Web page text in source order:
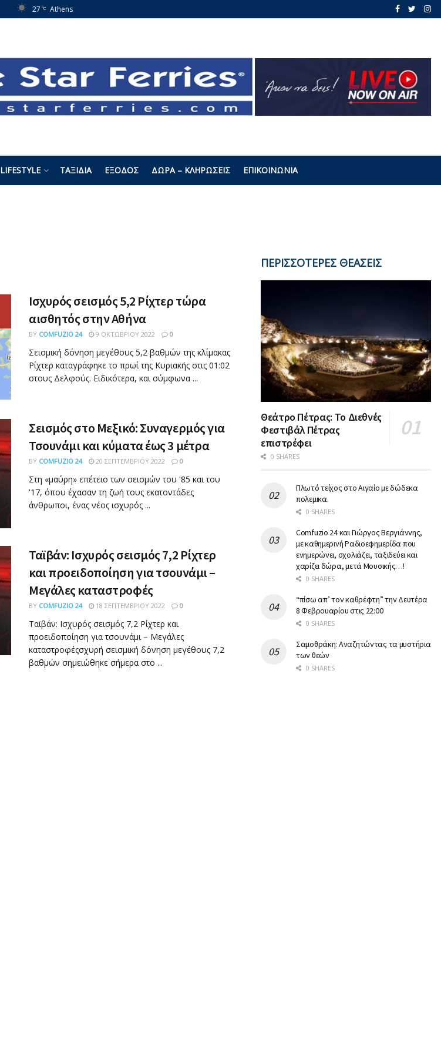
27 °C Athens
LIFESTYLE ΤΑΞΊΔΙΑ ΈΞΟΔΟΣ ΔΏΡΑ – ΚΛΗΡΏΣΕΙΣ ΕΠΙΚΟΙΝΩΝΊΑ
Ισχυρός σεισμός 5,2 Ρίχτερ τώρα
αισθητός στην Αθήνα
BY COMFUZIO 24 9 ΟΚΤΩΒΡΊΟΥ 2022 0
Σεισμική δόνηση μεγέθους 5,2 βαθμών της κλίμακας
Ρίχτερ καταγράφηκε το πρωί της Κυριακής στις 01:02
στους Δελφούς. Ειδικότερα, και σύμφωνα ...
Σεισμός στο Μεξικό: Συναγερμός για
Τσουνάμι και κύματα έως 3 μέτρα
BY COMFUZIO 24 20 ΣΕΠΤΕΜΒΡΊΟΥ 2022 0
Στη «μαύρη» επέτειο των σεισμών του '85 και του
'17, όπου έχασαν τη ζωή τους εκατοντάδες
άνθρωποι, ένας νέος ισχυρός ...
Ταϊβάν: Ισχυρός σεισμός 7,2 Ρίχτερ
και προειδοποίηση για τσουνάμι –
Mεγάλες καταστροφές
BY COMFUZIO 24 18 ΣΕΠΤΕΜΒΡΊΟΥ 2022 0
Ταϊβάν: Ισχυρός σεισμός 7,2 Ρίχτερ και
προειδοποίηση για τσουνάμι – Mεγάλες
καταστροφέςσχυρή σεισμική δόνηση μεγέθους 7,2
βαθμών σημειώθηκε σήμερα στο ...
ΠΕΡΙΣΣΟΤΕΡΕΣ ΘΕΑΣΕΙΣ
Θεάτρο Πέτρας: Το Διεθνές
Φεστιβάλ Πέτρας
επιστρέφει
0 SHARES
Πλωτό τείχος στο Αιγαίο με δώδεκα
πολεμικα.
0 SHARES
Comfuzio 24 και Γιώργος Βεργιάννης,
με καθημερινή Ραδιοεφημερίδα που
ενημερώνει, σχολιάζει, ταξιδεύει και
χαρίζει δώρα, μετά Μουσικής…!
0 SHARES
“πίσω απ’ τον καθρέφτη” την Δευτέρα
8 Φεβρουαρίου στις 22:00
0 SHARES
Σαμοθράκη: Αναζητώντας τα μυστήρια
των θεών
0 SHARES